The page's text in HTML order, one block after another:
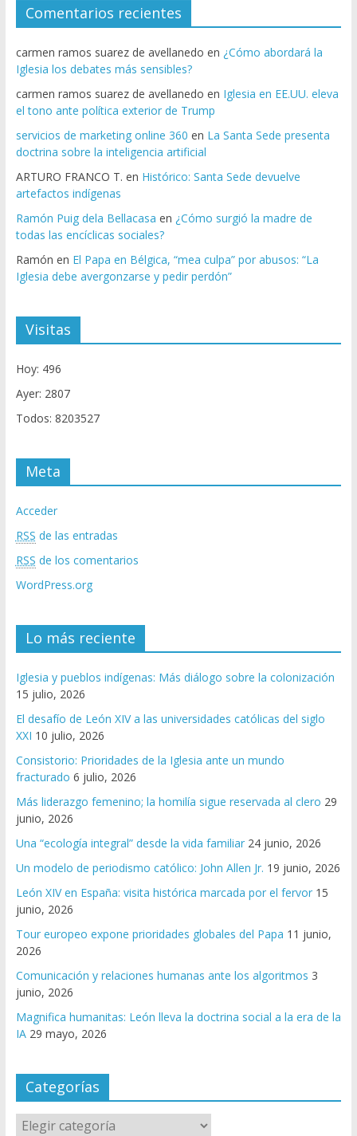
Comentarios recientes
carmen ramos suarez de avellanedo en ¿Cómo abordará la
Iglesia los debates más sensibles?
carmen ramos suarez de avellanedo en Iglesia en EE.UU. eleva
el tono ante política exterior de Trump
servicios de marketing online 360 en La Santa Sede presenta
doctrina sobre la inteligencia artificial
ARTURO FRANCO T. en Histórico: Santa Sede devuelve
artefactos indígenas
Ramón Puig dela Bellacasa en ¿Cómo surgió la madre de
todas las encíclicas sociales?
Ramón en El Papa en Bélgica, “mea culpa” por abusos: “La
Iglesia debe avergonzarse y pedir perdón”
Visitas
Hoy: 496
Ayer: 2807
Todos: 8203527
Meta
Acceder
RSS de las entradas
RSS de los comentarios
WordPress.org
Lo más reciente
Iglesia y pueblos indígenas: Más diálogo sobre la colonización
15 julio, 2026
El desafío de León XIV a las universidades católicas del siglo
XXI 10 julio, 2026
Consistorio: Prioridades de la Iglesia ante un mundo
fracturado 6 julio, 2026
Más liderazgo femenino; la homilía sigue reservada al clero 29
junio, 2026
Una “ecología integral” desde la vida familiar 24 junio, 2026
Un modelo de periodismo católico: John Allen Jr. 19 junio, 2026
León XIV en España: visita histórica marcada por el fervor 15
junio, 2026
Tour europeo expone prioridades globales del Papa 11 junio,
2026
Comunicación y relaciones humanas ante los algoritmos 3
junio, 2026
Magnifica humanitas: León lleva la doctrina social a la era de la
IA 29 mayo, 2026
Categorías